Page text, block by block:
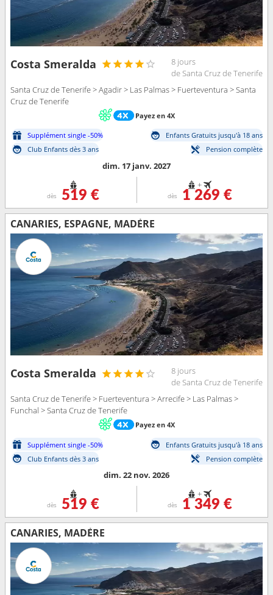
Costa Smeralda
8 jours
de Santa Cruz de Tenerife
Santa Cruz de Tenerife > Agadir > Las Palmas > Fuerteventura > Santa
Cruz de Tenerife
Payez en 4X
Supplément single -50%
Enfants Gratuits jusqu'à 18 ans
Club Enfants dès 3 ans
Pension complète
dim. 17 janv. 2027
dès 519 €
+
dès 1 269 €
CANARIES, ESPAGNE, MADÈRE
Costa Smeralda
8 jours
de Santa Cruz de Tenerife
Santa Cruz de Tenerife > Fuerteventura > Arrecife > Las Palmas >
Funchal > Santa Cruz de Tenerife
Payez en 4X
Supplément single -50%
Enfants Gratuits jusqu'à 18 ans
Club Enfants dès 3 ans
Pension complète
dim. 22 nov. 2026
dès 519 €
+
dès 1 349 €
CANARIES, MADÈRE